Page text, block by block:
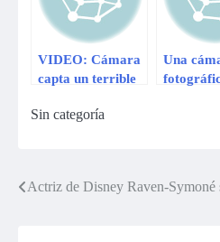
VIDEO: Cámara
capta un terrible
China
Una
Sin categoría
Navegación
Actriz de Disney Raven-Symoné